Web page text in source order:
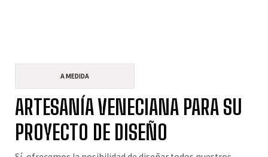
A MEDIDA
ARTESANÍA VENECIANA PARA SU
PROYECTO DE DISEÑO